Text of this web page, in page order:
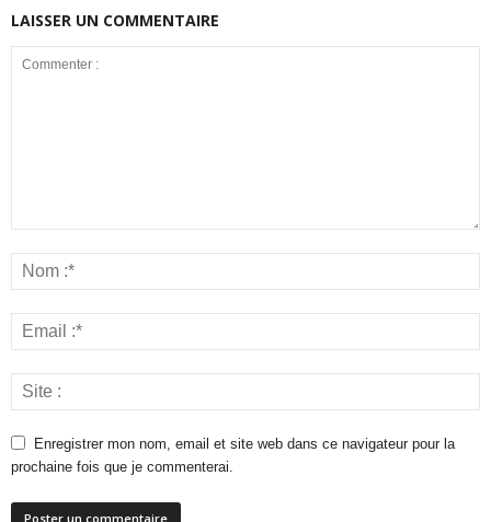
LAISSER UN COMMENTAIRE
Enregistrer mon nom, email et site web dans ce navigateur pour la
prochaine fois que je commenterai.